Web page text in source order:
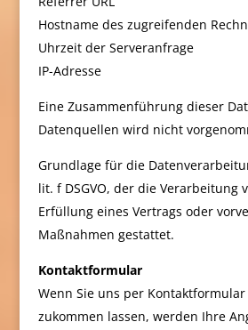
Hostname des zugreifenden
Uhrzeit der Serveranfrage
IP-Adresse
Eine Zusammenführung dieser
Datenquellen wird nicht
Grundlage für die
lit. f DSGVO, der die Verarbeitung
Erfüllung eines Vertrags oder
Maßnahmen gestattet.
Kontaktformular
Wenn Sie uns per
zukommen lassen, werden Ihre